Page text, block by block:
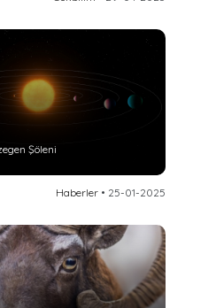
Şöleni
Haberler• 25-01-2025